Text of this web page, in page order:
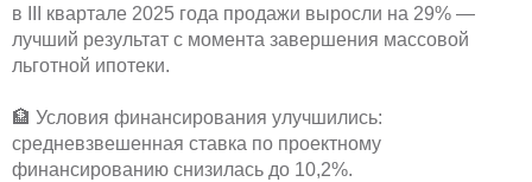
в III квартале 2025 года продажи выросли на 29% —
лучший результат с момента завершения массовой
льготной ипотеки.
🏦 Условия финансирования улучшились:
средневзвешенная ставка по проектному
финансированию снизилась до 10,2%.